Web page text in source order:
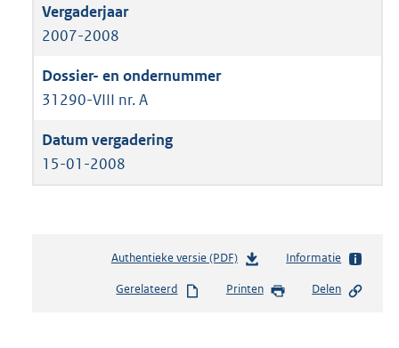
2007-2008
31290-VIII nr. A
15-01-2008
Authentieke versie (PDF)b
s
Informatie
Gerelateerd Printen Delen